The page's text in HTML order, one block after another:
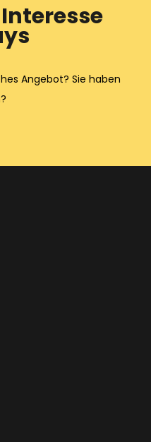
Angebot? Sie haben